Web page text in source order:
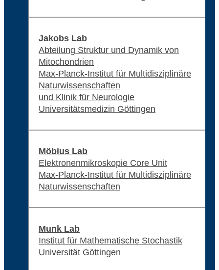
Jakobs Lab
Abteilung Struktur und Dynamik von
Mitochondrien
Max-Planck-Institut für Multidisziplinäre
Naturwissenschaften
und Klinik für Neurologie
Universitätsmedizin Göttingen
Möbius Lab
Elektronenmikroskopie Core Unit
Max-Planck-Institut für Multidisziplinäre
Naturwissenschaften
Munk Lab
Institut für Mathematische Stochastik
Universität Göttingen